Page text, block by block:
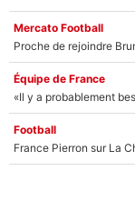
Mercato Football
Équipe de France
Football